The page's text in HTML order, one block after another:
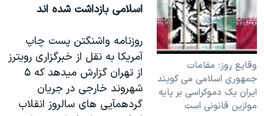
وقايع روز: مقامات
جمهوری اسلامی می گويند
ايران يک دموکراسی بر پايه
موازين قانونی است
اسلامی بازداشت شده اند
روزنامه واشنگتن پست چاپ
آمريکا به نقل از خبرگزاری رويترز
از تهران گزارش ميدهد که ۵
شهروند خارجی در جريان
گردهمآيی های سالروز انقلاب